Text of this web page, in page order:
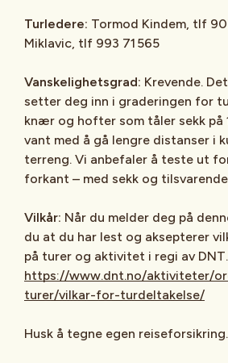
Turledere: Tormod Kindem, tlf
Miklavic, tlf 993 71 565
Vanskelighetsgrad: Krevende.
setter deg inn i graderingen for
knær og hofter som tåler sekk på
vant med å gå lengre distanser i
terreng. Vi anbefaler å teste ut
forkant – med sekk og
Vilkår: Når du melder deg på
du at du har lest og aksepterer
på turer og aktivitet i regi av DNT.
https://www.dnt.no/aktiviteter/
turer/vilkar-for-turdeltakelse/
Husk å tegne egen reiseforsikring.